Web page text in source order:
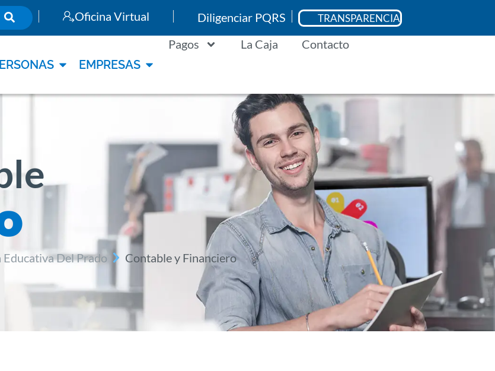
Oficina Virtual Diligenciar PQRS TRANSPARENCIA
EMPRESAS
Pagos La Caja Contacto
Del Prado Contable y Financiero